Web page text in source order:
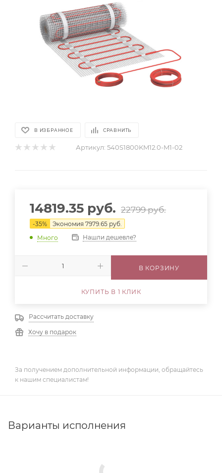
В ИЗБРАННОЕ СРАВНИТЬ
Артикул: 540S1800KM12.0-M1-02
14819.35 руб. 22799руб.
-35% Экономия 7979.65 руб.
Много
Нашли дешевле?
В КОРЗИНУ
КУПИТЬ В 1 КЛИК
Рассчитать доставку
Хочу в подарок
За получением дополнительной информации, обращайтесь
к нашим специалистам!
Варианты исполнения